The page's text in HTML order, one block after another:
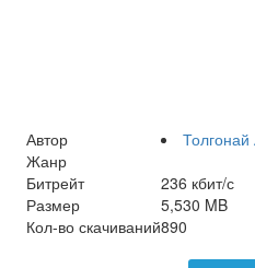
Автор
Жанр
Битрейт
236 кбит/с
Размер
5,530 MB
Кол-во скачиваний890